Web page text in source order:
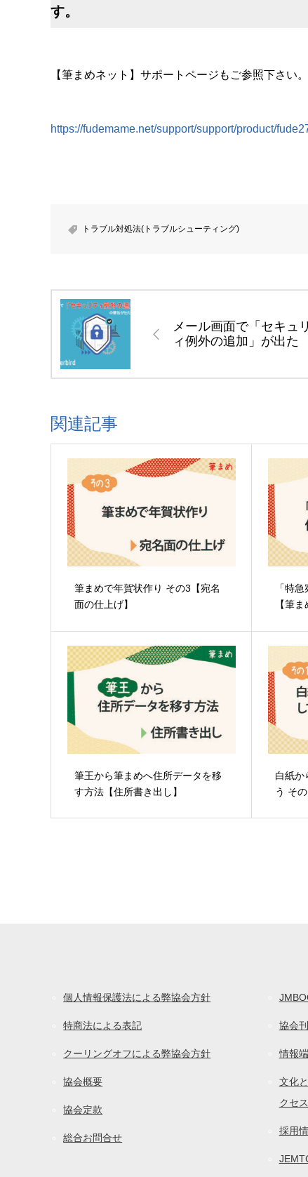
す。
【筆まめネット】サポートページもご参照下さい。
https://fudemame.net/support/support/product/
トラブル対処法(トラブルシューティング)
メール画面で「セキュ
ィ例外の追加」が出た
関連記事
筆まめで年賀状作り その3【宛名
面の仕上げ】
「特
【筆ま
筆王から筆まめへ住所データを移
す方法【住所書き出し】
白紙か
う そ
個人情報保護法による弊協会方針
特商法による表記
クーリングオフによる弊協会方針
協会概要
協会定款
総合お問合せ
協会
情報
文化
クセ
採用